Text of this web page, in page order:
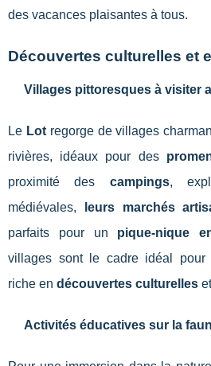
des vacances plaisantes à tous.
Découvertes culturelles et
Villages pittoresques à visiter
Le Lotregorge de villages
rivières, idéaux pour des
proximité des campings,
médiévales,
leurs marchés
parfaits pour un pique-nique
villages sont le cadre idéal
riche en découvertes culturelles
Activités éducatives sur la